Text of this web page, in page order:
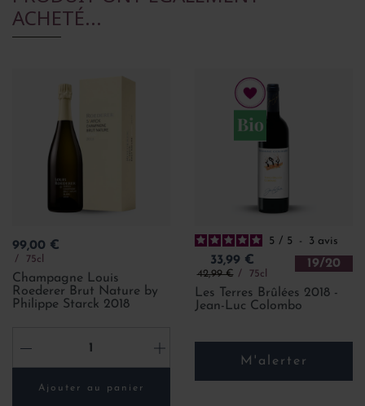
ACHETÉ...
Prix
99,00 €
75cl
Champagne Louis
Roederer Brut Nature by
Philippe Starck 2018
- +
Ajouter au panier
5 / 5 - 3 avis
Prix
33,99 €
Prix de base
42,99 € 75cl
19/20
Les Terres Brûlées 2018 -
Jean-Luc Colombo
M'alerter